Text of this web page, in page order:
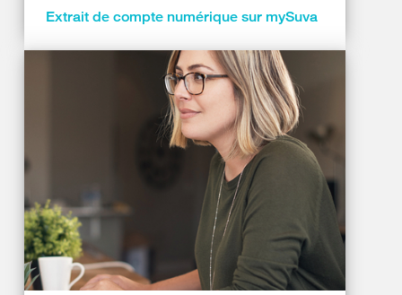
Extrait de compte numérique sur mySuva